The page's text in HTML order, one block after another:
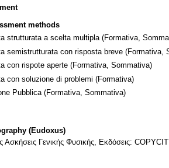
methods
strutturata a scelta multipla(Formativa,
semistrutturata con risposta breve (Formativa,
con rispote aperte (Formativa, Sommativa)
con soluzione di problemi (Formativa)
Pubblica (Formativa, Sommativa)
(Eudoxus)
Ασκήσεις Γενικής Φυσικής, Εκδόσεις: